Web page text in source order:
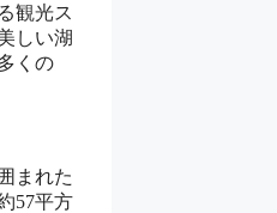
観光ス
しい湖
くの
まれた
57平方